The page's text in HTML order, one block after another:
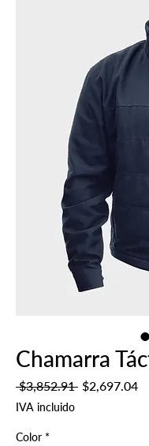
Chamarra
$3,852.91 Precio
$2,697.04
IVA incluido
Color *